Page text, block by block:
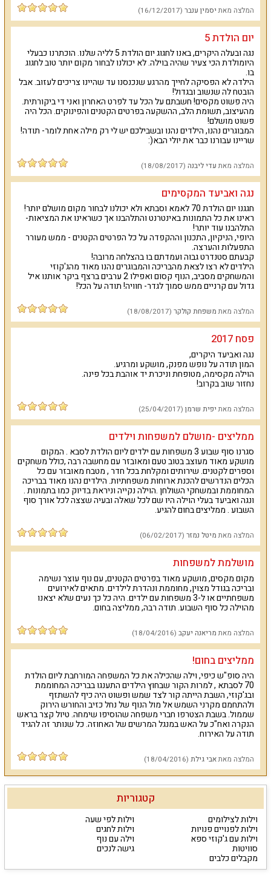
יתרונות בולטים:בריכה פרטית מגודרת בחצר, הבריכה מחוממת
ומקורה בהתאם לעונה, ג'קוזי ספא מדהים מול הנוף, מיטות שיזוף,
פרטיות מלאה במתחם, עיצוב יוקרה, חדרי שינה יפים, מערכת קולנוע
ביתית בסלון, קומות גלריה ללינה לילדים, שולחנות משחק, אינטרנט
אלחוטי. בתיאום תוכלו לקבל (תשלום נוסף) ארוחות, עיסויים וקישוטי
מסיבות אל הוילה.
אם אתם מחפשים וילה יוקרתית עם פרטיות מלאה מול נופי הגליל
וילה אחוזה בטבע היא המקום המתאים.כאן תמצאו את האיזון בין
האוויר הצח של הכפר לבין ריהוט יוקרה וחצר נופש עם בריכה
סרטון הוילה הרשמי:
המלצה מאתיסמין ענבר (16/12/2017)
יום הולדת 5
נגה ובעלה היקרים, באנו לחגוג יום הולדת 5 לליה שלנו. הוכתרנו כבעלי
היומולדת הכי צעיר שהיה בוילה. לא יכולנו לבחור מקום יותר טוב לחגוג
בו.
הילדה לא הפסיקה לחייך מהרגע שנכנסנו עד שהיינו צריכים לעזוב. אבל
הובטח לה שנשוב ובגדול!
היה פשוט מקסים! חשבתם על הכל עד לפרט האחרון ואני די ביקורתית.
מהעיצוב, תשומת הלב, ההשקעה בפרטים הקטנים והפינוקים. הכל היה
פשוט מושלם!
המבוגרים נהנו, הילדים נהנו ובשבילכם יש לי רק מילה אחת לומר- תודה!
שריינו עבורנו כבר את יולי הבא(:
המלצה מאתעדי ליבנה (18/08/2017)
נגה ואביעד המקסימים
חגגנו יום הולדת 70 לאמא וסבתא ולא יכולנו לבחור מקום מושלם יותר!
ראינו את כל התמונות באינטרנט והתלהבנו אך כשראינו את המציאות-
התלהבנו עוד יותר!
היופי, הניקיון, התכנון וההקפדה על כל הפרטים הקטנים - ממש מעורר
התפעלות והערצה.
קבעתם סטנדרט גבוה ועמדתם בו בהצלחה מרובה!
הילדים לא רצו לצאת מהבריכה והמבוגרים נהנו מאוד מהג'קוזי
והמשחקים מסביב, הנוף קסום ואפילו 2 ערבים ברצף ביקר אותנו איל
גדול עם קרניים ממש סמוך לגדר- חוויה! תודה על הכל!
המלצה מאתמשפחת קולקר (18/08/2017)
פסח 2017
נגה ואביעד היקרים,
המון תודה על נופש מפנק, מושקע ומרגיע.
הוילה מקסימה, מטופחת וניכרת יד אוהבת בכל פינה.
נחזור שוב בקרוב!
המלצה מאתיפית שרמן (25/04/2017)
ממליצים -מושלם למשפחות וילדים
סגרנו סוף שבוע 3 משפחות עם ילדים ליום הולדת לסבא . המקום
מושקע מאוד מעוצב בטוב טעם ומאובזר עם מחשבה רבה ,כולל משחקים
וספרים לקטנים. שירותים ומקלחת בכל חדר , מטבח מאובזר עם כל
הכלים הנדרשים להכנת ארוחות משפחתיות. הילדים נהנו מאוד בבריכה
המחוממת ובמשחקי השולחן .הוילה נקייה וניראת בדיוק כמו בתמונות .
ונגה ואביעד בעלי הוילה היו שם לכל שאלה ובעיה שצצה לכל אורך סוף
השבוע . ממליצים בחום להגיע.
המלצה מאתמיטל נמזר (06/02/2017)
מושלמת למשפחות
מקום מקסים, מושקע מאוד בפרטים הקטנים, עם נוף עוצר נשימה
ובריכה בגודל מצוין, מחוממת ונהדרת לילדים. מתאים לאירועים
משפחתיים או ל-3 משפחות עם ילדים. היה כל כך נעים שלא יצאנו
מהוילה כל סוף השבוע. תודה רבה, ממליצה בחום.
המלצה מאתמריאנה יעקב (18/04/2016)
ממליצים בחום!
היה סופ"ש כיפי, וילה שהכילה את כל המשפחה המורחבת ליום הולדת
70 לסבתא , למרות הקור שבחוץ הילדים התענגו בבריכה המחוממת
ובג'קוזי, השבת הייתה קור לצד שמש ופשוט היה כיף להשתזף
ולהתחמם מקרני השמש אל מול הנוף של נחל כזיב והחורש הירוק
שממול. בשבת הצטרפו חברי משפחה שהוסיפו שימחה. טיול קצר בראש
הנקרה ואח"כ על האש במנגל המרשים של האחוזה. כל שנותר זה להגיד
תודה על האירוח.
המלצה מאתאבי גילת (18/04/2016)
קטגוריות
וילות לצילומים וילות לפי שעה
וילות לפנויים פנויות וילות לחגים
וילות עם ג'קוזי ספא וילה עם נוף
סוויטות גישה לנכים
מקבלים כלבים